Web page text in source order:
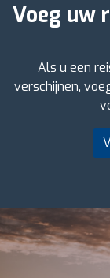
Voeg uw
Als u een
verschijnen,